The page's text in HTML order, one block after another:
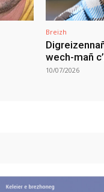
Breizh
wech-mañ
10/07/2026